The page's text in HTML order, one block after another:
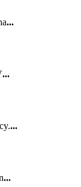
...
...
...
...